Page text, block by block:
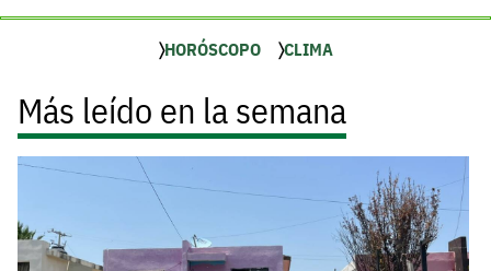
HORÓSCOPO CLIMA
Más leído en la semana